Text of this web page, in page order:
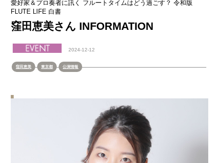
愛好家＆プロ奏者に訊く フルートタイムはどう過ごす？ 令和版
FLUTE LIFE 白書
窪田恵美さん INFORMATION
2024-12-12
窪田恵美 東京都 公演情報